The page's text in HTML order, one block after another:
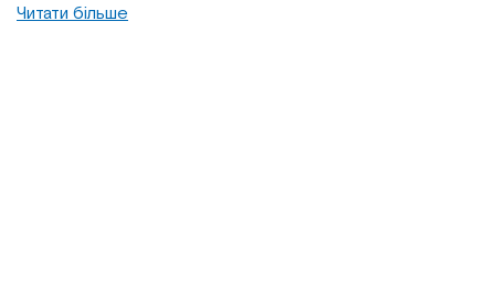
Читати більше